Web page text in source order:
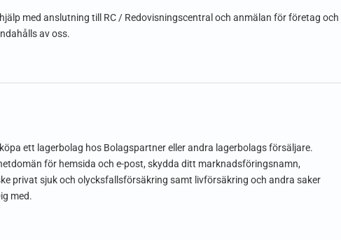
med anslutning till RC / Redovisningscentral och anmälan för företag och
av oss.
ett lagerbolag hos Bolagspartner eller andra lagerbolags försäljare.
för hemsida och e-post, skydda ditt marknadsföringsnamn,
privat sjuk och olycksfallsförsäkring samt livförsäkring och andra saker
med.